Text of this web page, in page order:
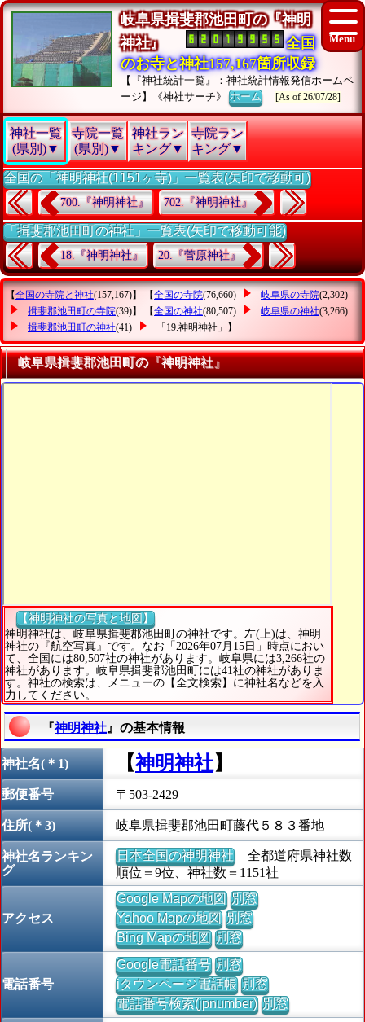
岐阜県揖斐郡池田町の『神明
神社』
全国
のお寺と神社157,167箇所収録
【『神社統計一覧』：神社統計情報発信ホームペ
ージ】《神社サーチ》ホーム [As of 26/07/28]
神社一覧
(県別)▼
寺院一覧
(県別)▼
神社ラン
キング▼
寺院ラン
キング▼
全国の「神明神社(1151ヶ寺)」一覧表(矢印で移動可)
700.『神明神社』 702.『神明神社』
「揖斐郡池田町の神社」一覧表(矢印で移動可能)
18.『神明神社』 20.『菅原神社』
【全国の寺院と神社(157,167)】 【全国の寺院(76,660) 岐阜県の寺院(2,302)
揖斐郡池田町の寺院(39)】 【全国の神社(80,507) 岐阜県の神社(3,266)
揖斐郡池田町の神社(41) 「19.神明神社」 】
岐阜県揖斐郡池田町の『神明神社』
【神明神社の写真と地図】
神明神社は、岐阜県揖斐郡池田町の神社です。左(上)は、神明
神社の『航空写真』です。なお「2026年07月15日」時点におい
て、全国には80,507社の神社があります。岐阜県には3,266社の
神社があります。岐阜県揖斐郡池田町には41社の神社がありま
す。神社の検索は、メニューの【全文検索】に神社名などを入
力してください。
『神明神社 』の基本情報
神社名(＊1) 【神明神社】
郵便番号 〒503-2429
住所(＊3) 岐阜県揖斐郡池田町藤代５８３番地
神社名ランキン
グ
日本全国の神明神社全都道府県神社数
順位＝9位、神社数＝1151社
アクセス
Google Mapの地図 別窓
Yahoo Mapの地図 別窓
Bing Mapの地図 別窓
電話番号
Google電話番号 別窓
iタウンページ電話帳 別窓
電話番号検索(jpnumber) 別窓